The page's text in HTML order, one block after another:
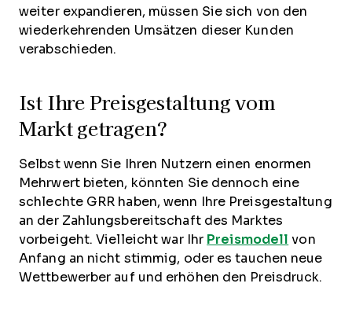
weiter expandieren, müssen Sie sich von den
wiederkehrenden Umsätzen dieser Kunden
verabschieden.
Ist Ihre Preisgestaltung vom
Markt getragen?
Selbst wenn Sie Ihren Nutzern einen enormen
Mehrwert bieten, könnten Sie dennoch eine
schlechte GRR haben, wenn Ihre Preisgestaltung
an der Zahlungsbereitschaft des Marktes
vorbeigeht. Vielleicht war Ihr Preismodell von
Anfang an nicht stimmig, oder es tauchen neue
Wettbewerber auf und erhöhen den Preisdruck.